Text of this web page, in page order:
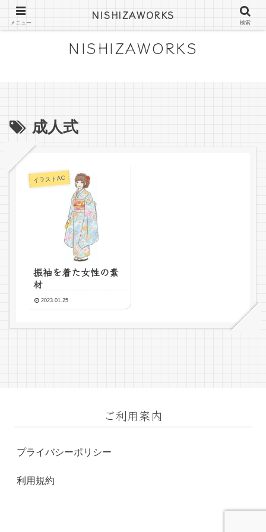
にしざわみつきの絵日記やフリー素材
NISHIZAWORKS
成人式
イラストAC
振袖を着た女性の素
材
2023.01.25
ご利用案内
プライバシーポリシー
利用規約
メニュー
NISHIZAWORKS
検索